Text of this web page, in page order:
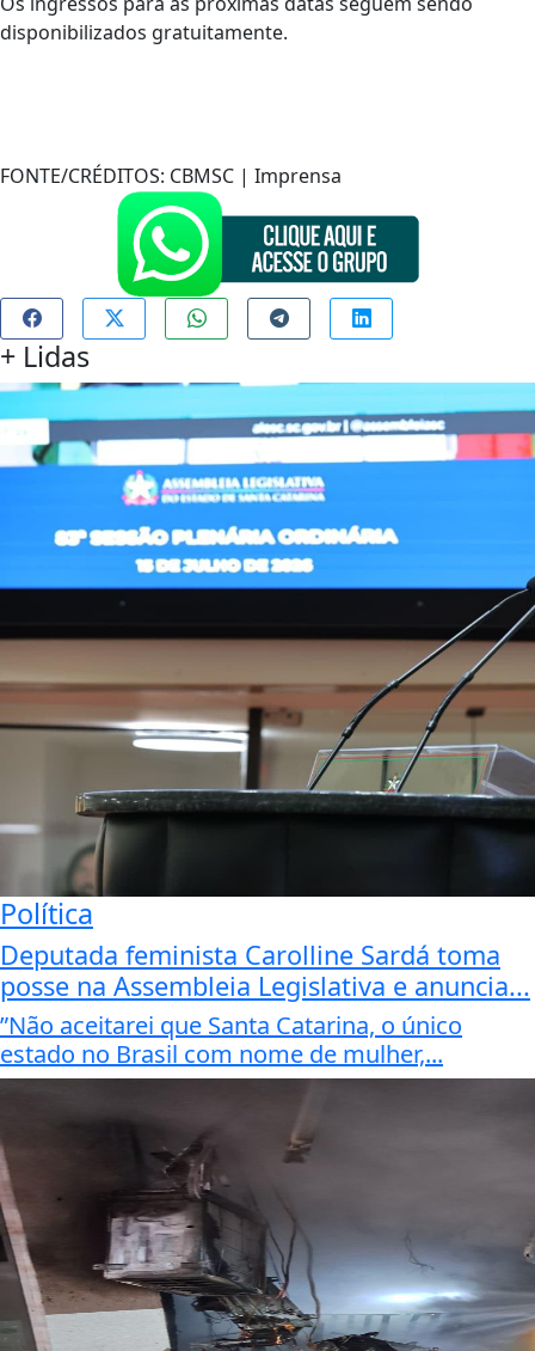
disponibilizados gratuitamente.
FONTE/CRÉDITOS: CBMSC | Imprensa
+ Lidas
Política
Deputada feminista Carolline Sardá toma
posse na Assembleia Legislativa e anuncia...
”Não aceitarei que Santa Catarina, o único
estado no Brasil com nome de mulher,...